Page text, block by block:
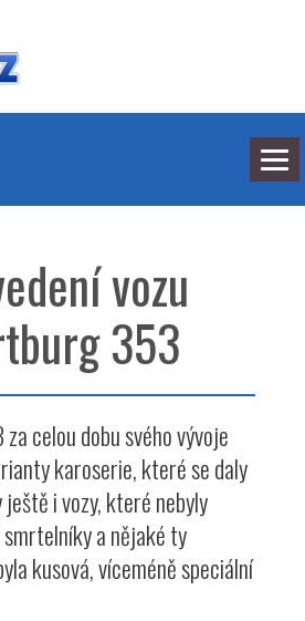
SEDMILHÁŘI
ARCHIV
KONTAKT
vozu
353
celou dobu svého vývoje
karoserie, které se daly
i vozy, které nebyly
a nějaké ty
kusová, víceméně speciální